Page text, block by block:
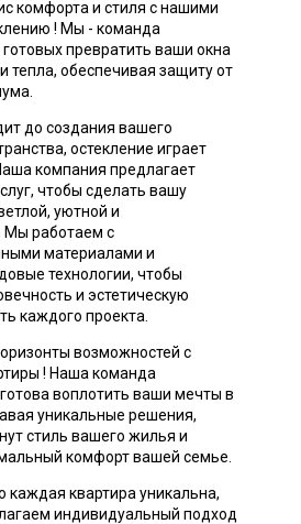
комфорта и стиля с нашими
! Мы - команда
превратить ваши окна
тепла, обеспечивая защиту от
до создания вашего
остекление играет
компания предлагает
чтобы сделать вашу
уютной и
Мы работаем с
материалами и
технологии, чтобы
и эстетическую
каждого проекта.
возможностей с
! Наша команда
воплотить ваши мечты в
уникальные решения,
стиль вашего жилья и
комфорт вашей семье.
квартира уникальна,
индивидуальный подход